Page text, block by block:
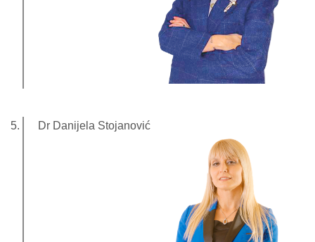
Dr Danijela Stojanović